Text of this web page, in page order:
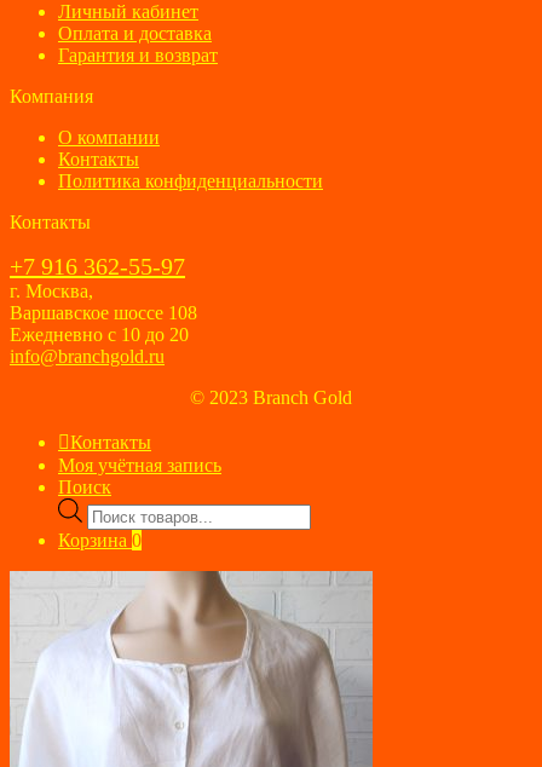
Личный кабинет
Оплата и доставка
Гарантия и возврат
Компания
О компании
Контакты
Политика конфиденциальности
Контакты
+7 916 362-55-97
г. Москва,
Варшавское шоссе 108
Ежедневно с 10 до 20
info@branchgold.ru
© 2023 Branch Gold
Контакты
Моя учётная запись
Поиск
Поиск
товаров
Корзина 0